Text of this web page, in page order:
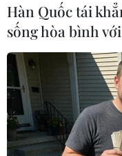
Hàn Quốc tái
sống hòa bình